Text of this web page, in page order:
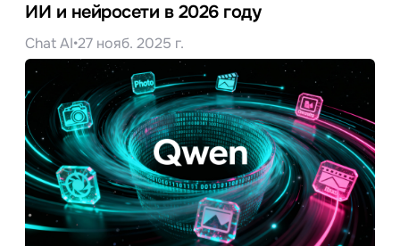
ИИ и нейросети в 2026 году
Chat AI•27 нояб. 2025 г.